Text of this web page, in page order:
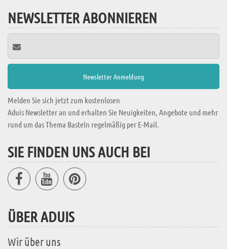
NEWSLETTER ABONNIEREN
Melden Sie sich jetzt zum kostenlosen
Aduis Newsletter an und erhalten Sie Neuigkeiten, Angebote und mehr
rund um das Thema Basteln regelmäßig per E-Mail.
SIE FINDEN UNS AUCH BEI
ÜBER ADUIS
Wir über uns